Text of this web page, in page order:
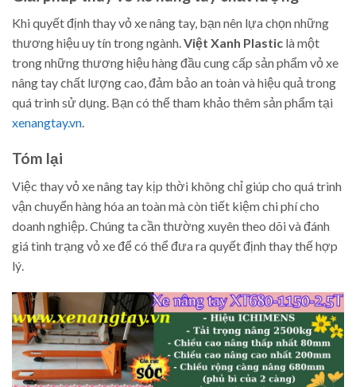
Khi quyết định thay vỏ xe nâng tay, bạn nên lựa chọn những
thương hiệu uy tín trong ngành.Việt Xanh Plastic là một
trong những thương hiệu hàng đầu cung cấp sản phẩm vỏ xe
nâng tay chất lượng cao, đảm bảo an toàn và hiệu quả trong
quá trình sử dụng. Bạn có thể tham khảo thêm sản phẩm tại
xenangtay.vn.
Tóm lại
Việc thay vỏ xe nâng tay kịp thời không chỉ giúp cho quá trình
vận chuyển hàng hóa an toàn mà còn tiết kiệm chi phí cho
doanh nghiệp. Chúng ta cần thường xuyên theo dõi và đánh
giá tình trạng vỏ xe để có thể đưa ra quyết định thay thế hợp
lý.